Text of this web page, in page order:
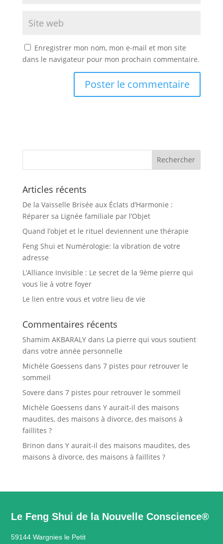
Enregistrer mon nom, mon e-mail et mon site
dans le navigateur pour mon prochain commentaire.
Articles récents
De la Vaisselle Brisée aux Éclats d’Harmonie :
Réparer sa Lignée familiale par l’Objet
Quand l’objet et le rituel deviennent une thérapie
Feng Shui et Numérologie: la vibration de votre
adresse
L’Alliance Invisible : Le secret de la 9ème pierre qui
vous lie à votre foyer
Le lien entre vous et votre lieu de vie
Commentaires récents
Shamim AKBARALYdans La pierre qui vous soutient
dans votre année personnelle
Michèle Goessens dans 7 pistes pour retrouver le
sommeil
Sovere dans 7 pistes pour retrouver le sommeil
Michèle Goessens dans Y aurait-il des maisons
maudites, des maisons à divorce, des maisons à
faillites ?
Brinon dans Y aurait-il des maisons maudites, des
maisons à divorce, des maisons à faillites ?
Le Feng Shui de la Nouvelle Conscience®
59144 Wargnies le Petit